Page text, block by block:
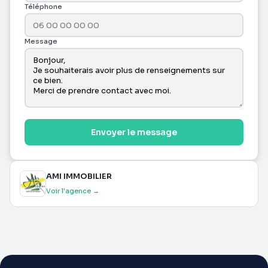
Téléphone
Message
Envoyer le message
AMI IMMOBILIER
Voir l'agence →